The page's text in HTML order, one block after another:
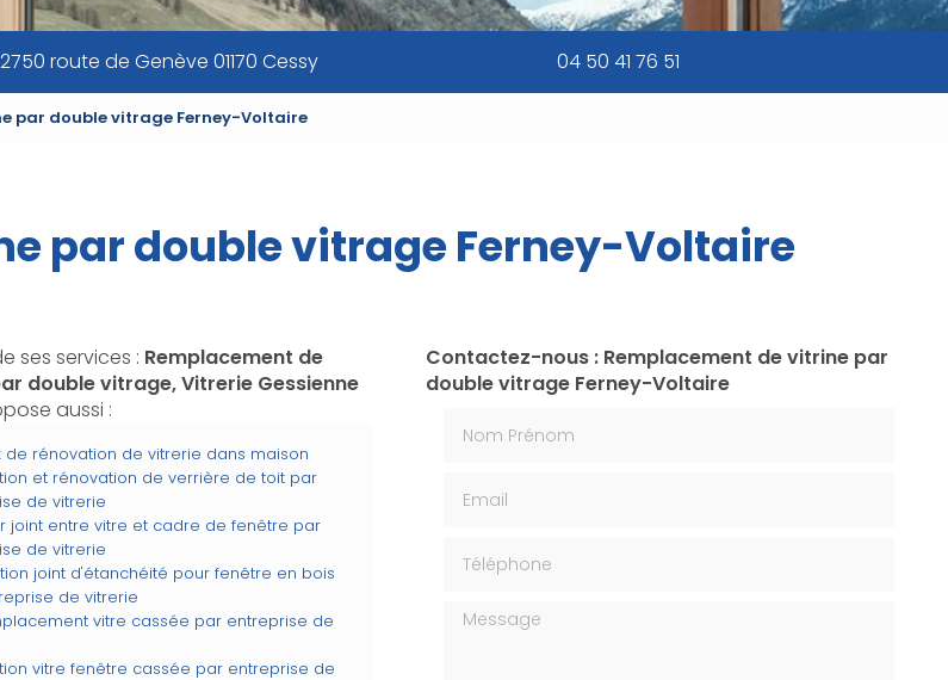
2750 route de Genève 01170 Cessy 04 50 41 76 51
par double vitrage Ferney-Voltaire
par double vitrage Ferney-Voltaire
ses services : Remplacement de
double vitrage, Vitrerie Gessienne
aussi :
de rénovation de vitrerie dans maison
et rénovation de verrière de toit par
de vitrerie
joint entre vitre et cadre de fenêtre par
de vitrerie
joint d'étanchéité pour fenêtre en bois
de vitrerie
vitre cassée par entreprise de
vitre fenêtre cassée par entreprise de
Contactez-nous : Remplacement de vitrine par
double vitrage Ferney-Voltaire
Message